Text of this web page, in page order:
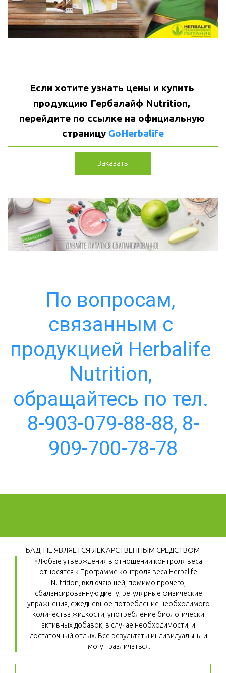
Если хотите узнать цены и купить
продукцию Гербалайф Nutrition,
перейдите по ссылке на официальную
страницу GoHerbalife
Заказать
По вопросам,
связанным с
продукцией Herbalife
Nutrition,
обращайтесь по тел.
8-903-079-88-88, 8-
909-700-78-78
БАД, НЕ ЯВЛЯЕТСЯ ЛЕКАРСТВЕННЫМ СРЕДСТВОМ
*Любые утверждения в отношении контроля веса
относятся к Программе контроля веса Herbalife
Nutrition, включающей, помимо прочего,
сбалансированную диету, регулярные физические
упражнения, ежедневное потребление необходимого
количества жидкости, употребление биологически
активных добавок, в случае необходимости, и
достаточный отдых. Все результаты индивидуальны и
могут различаться.